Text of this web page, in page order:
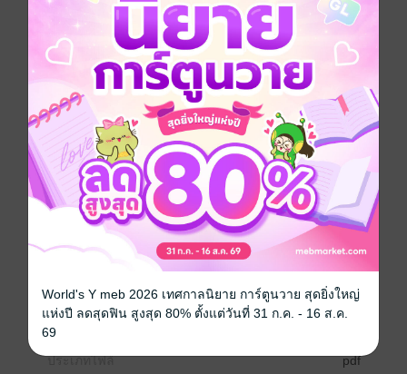
ข้อมูลที่ไม่ควรพลาดในศึกฟุตบอลโลก 2018 หน้า 10-11
ตระเวนชิมอาหารรสจัดกับ 4 ร้านอาหารปักษ์ใต้หรอยจังฮู้
หน้า 12
"Chibi Chibi Cafe & Atelier" คาเฟ่สไตล์ญี่ปุ่นเอาใจหนอน
หนังสือ และ "Pizza Lab" ร้านพิซซ่าสุดอินดี้ เสิร์ฟทุกเมนู
รสเด็ด หน้า 13
.
ยลโฉม McLaren 720s ซูเปอร์คาร์สาย F1 หน้า 15
.
เช็คดวง 12 ราศี กับอาจารย์คฑา ชินบัญชร หน้า 16
ชวนไปเช็คอินที่ "Line Village Bangkok" สวนสนุกในร่ม
บรรยากาศปิ้งย่างสไตล์ยากินิขุที่ "Ito-Kacho" ย่าน
ทองหล่อ หน้า 17
ประเภทไฟล์ pdf
World's Y meb 2026 เทศกาลนิยาย การ์ตูนวาย สุดยิ่งใหญ่
แห่งปี ลดสุดฟิน สูงสุด 80% ตั้งแต่วันที่ 31 ก.ค. - 16 ส.ค.
69